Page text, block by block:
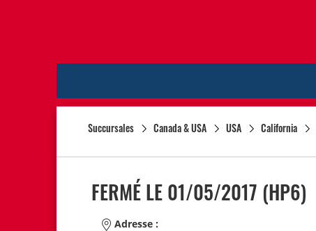
Succursales Canada & USA USA California
FERMÉ LE 01/05/2017 (HP6)
Adresse :